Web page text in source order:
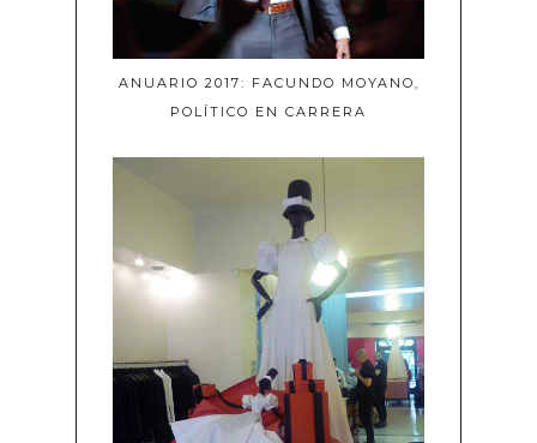
ANUARIO 2017: FACUNDO MOYANO,
POLÍTICO EN CARRERA